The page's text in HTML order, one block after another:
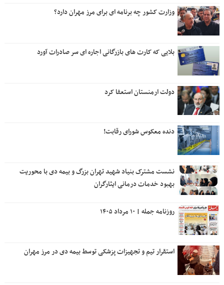
وزارت کشور چه برنامه ای برای مرز مهران دارد؟
بلایی که کارت های بازرگانی اجاره ای سر صادرات آورد
دولت ارمنستان استعفا کرد
دنده معکوس شورای رقابت!
نشست مشترک بنیاد شهید تهران بزرگ و بیمه دی با محوریت
بهبود خدمات درمانی ایثارگران
روزنامه جمله | ۱۰ مرداد ۱۴۰۵
استقرار تیم و تجهیزات پزشکی توسط بیمه دی در مرز مهران